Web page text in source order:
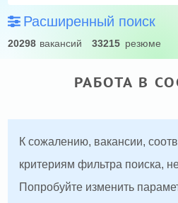
Расширенный поиск
20298 вакансий 33215 резюме
РАБОТА В
К сожалению, вакансии,
критериям фильтра поиска,
Попробуйте изменить